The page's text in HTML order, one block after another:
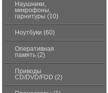
Наушники,
микрофоны,
гарнитуры (10)
Ноутбуки (60)
Оперативная
память (2)
Приводы
CD/DVD/FDD (2)